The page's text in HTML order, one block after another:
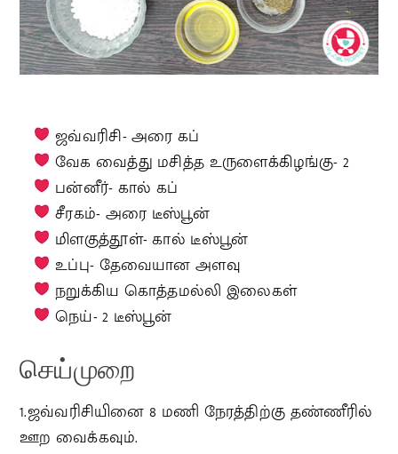
ஜவ்வரிசி- அரை கப்
வேக வைத்து மசித்த உருளைக்கிழங்கு- 2
பன்னீர்- கால் கப்
சீரகம்- அரை டீஸ்பூன்
மிளகுத்தூள்- கால் டீஸ்பூன்
உப்பு- தேவையான அளவு
நறுக்கிய கொத்தமல்லி இலைகள்
நெய்- 2 டீஸ்பூன்
செய்முறை
1.ஜவ்வரிசியினை 8 மணி நேரத்திற்கு தண்ணீரில்
ஊற வைக்கவும்.